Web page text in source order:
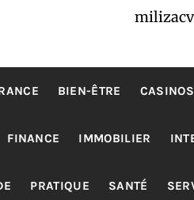
BIEN-ÊTRE CASINOS
FINANCE IMMOBILIER
PRATIQUE SANTÉ